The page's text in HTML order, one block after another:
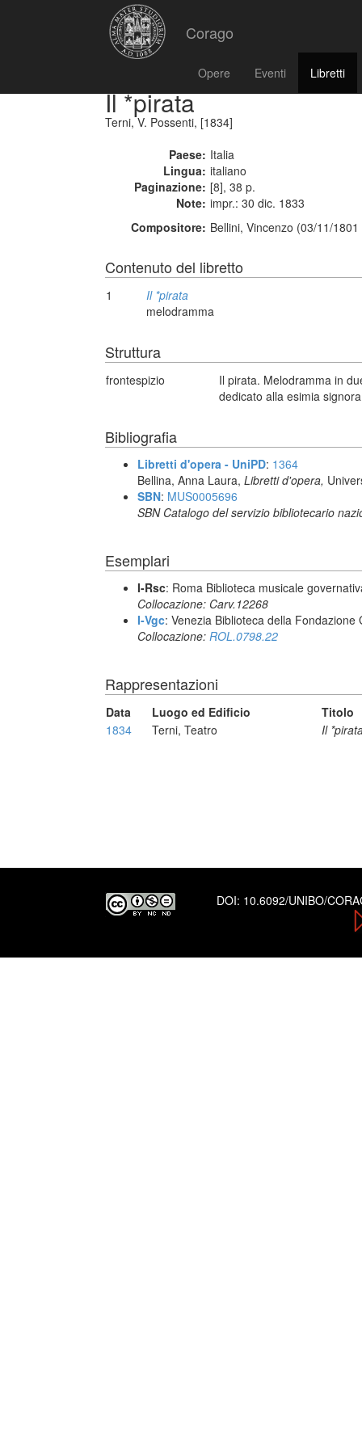
Corago
Opere Eventi Libretti
Il *pirata
Terni, V. Possenti, [1834]
Paese: Italia
Lingua: italiano
Paginazione: [8], 38 p.
Note: impr.: 30 dic. 1833
Compositore: Bellini, Vincenzo (03/11/
Contenuto del libretto
1
Il *pirata
melodramma
Struttura
frontespizio
Il pirata. Melodramma in
dedicato alla esimia
Bibliografia
Libretti d'opera - UniPD: 1364
Bellina, Anna Laura, Libretti d'opera,
SBN: MUS0005696
SBN Catalogo del servizio bibliotecario
Esemplari
I-Rsc: Roma Biblioteca musicale
Collocazione: Carv.12268
I-Vgc: Venezia Biblioteca della Fondazione
Collocazione: ROL.0798.22
Rappresentazioni
Data Luogo ed Edificio
Titolo
1834
Terni, Teatro Il
DOI: 10.6092/UNIBO/